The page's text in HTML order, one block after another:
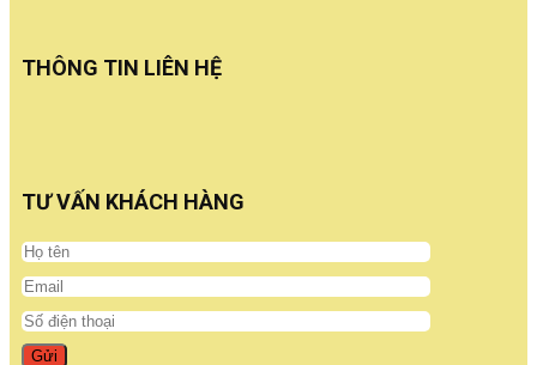
THÔNG TIN LIÊN HỆ
TƯ VẤN KHÁCH HÀNG